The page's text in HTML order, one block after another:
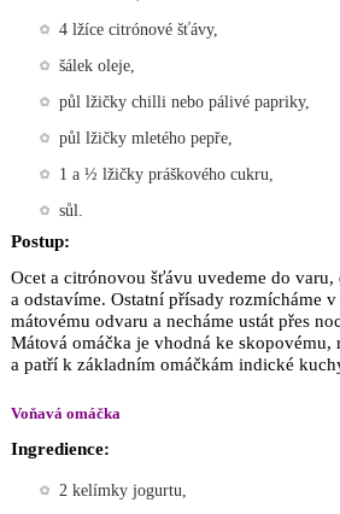
4 lžíce citrónové šťávy,
šálek oleje,
půl lžičky chilli nebo pálivé papriky,
půl lžičky mletého pepře,
1 a ½ lžičky práškového cukru,
sůl.
Postup:
Ocet a citrónovou šťávu uvedeme do
a odstavíme. Ostatní přísady rozmícháme
mátovému odvaru a necháme ustát přes
Mátová omáčka je vhodná ke skopovému,
a patří k základním omáčkám indické
Voňavá omáčka
Ingredience:
2 kelímky jogurtu,